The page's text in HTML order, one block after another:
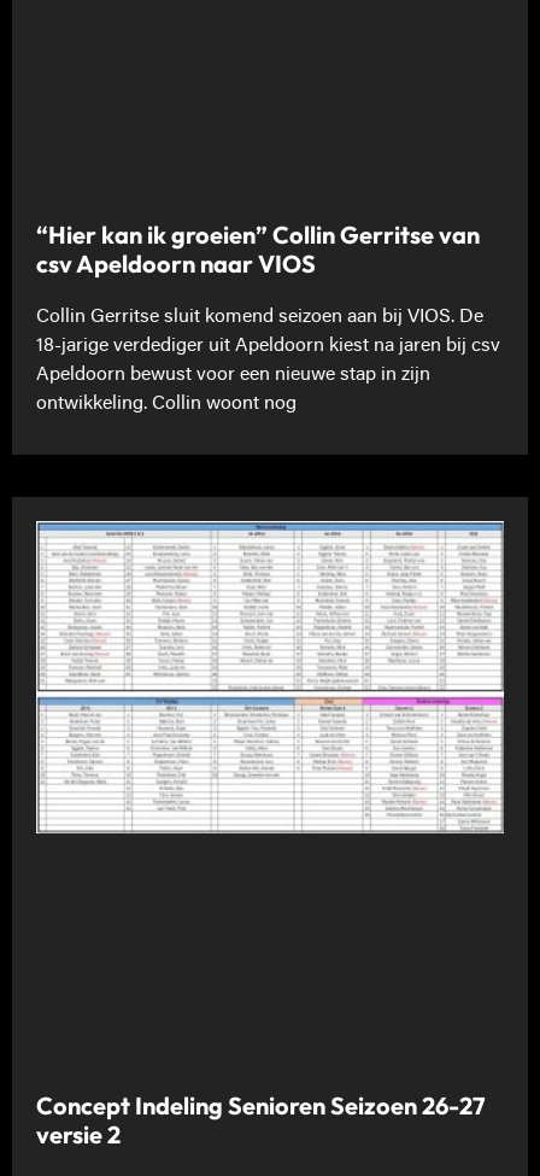
“Hier kan ik groeien” Collin Gerritse van
csv Apeldoorn naar VIOS
Collin Gerritse sluit komend seizoen aan bij VIOS. De
18-jarige verdediger uit Apeldoorn kiest na jaren bij csv
Apeldoorn bewust voor een nieuwe stap in zijn
ontwikkeling. Collin woont nog
Concept Indeling Senioren Seizoen 26-27
versie 2